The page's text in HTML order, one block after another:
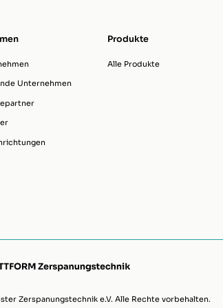
Unternehmen
Produkte
Alle Produkte
Zerspanungstechnik e.V. Alle Rechte vorbehalten.